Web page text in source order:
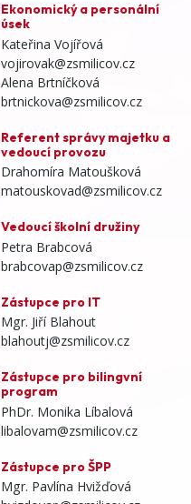
Ekonomický a personální
úsek
Kateřina Vojířová
vojirovak@zsmilicov.cz
Alena Brtníčková
brtnickova@zsmilicov.cz
Referent správy majetku a
vedoucí provozu
Drahomíra Matoušková
matouskovad@zsmilicov.cz
Vedoucí školní družiny
Petra Brabcová
brabcovap@zsmilicov.cz
Zástupce pro IT
Mgr. Jiří Blahout
blahoutj@zsmilicov.cz
Zástupce pro bilingvní
program
PhDr. Monika Líbalová
libalovam@zsmilicov.cz
Zástupce pro ŠPP
Mgr. Pavlína Hvižďová